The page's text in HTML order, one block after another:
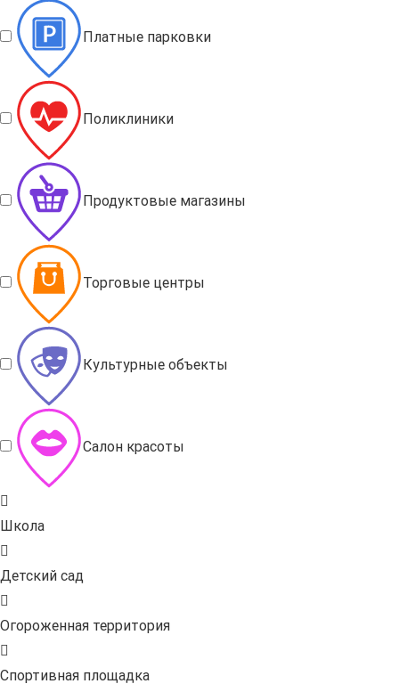
Платные парковки
Поликлиники
Продуктовые магазины
Торговые центры
Культурные объекты
Салон красоты
Школа
Детский сад
Огороженная территория
Спортивная площадка